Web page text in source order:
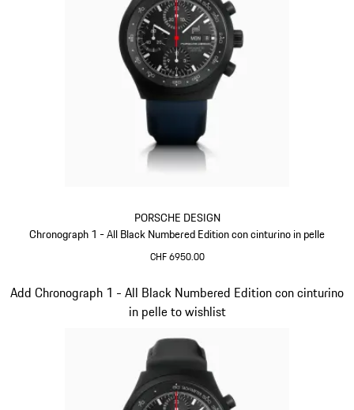
PORSCHE DESIGN
Chronograph 1 - All Black Numbered Edition con cinturino in pelle
CHF 6950.00
Add Chronograph 1 - All Black Numbered Edition con cinturino
in pelle to wishlist
Diapositiva 5 di 5